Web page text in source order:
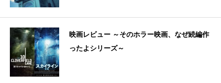
映画レビュー ～そのホラー映画、なぜ続編作
ったよシリーズ～